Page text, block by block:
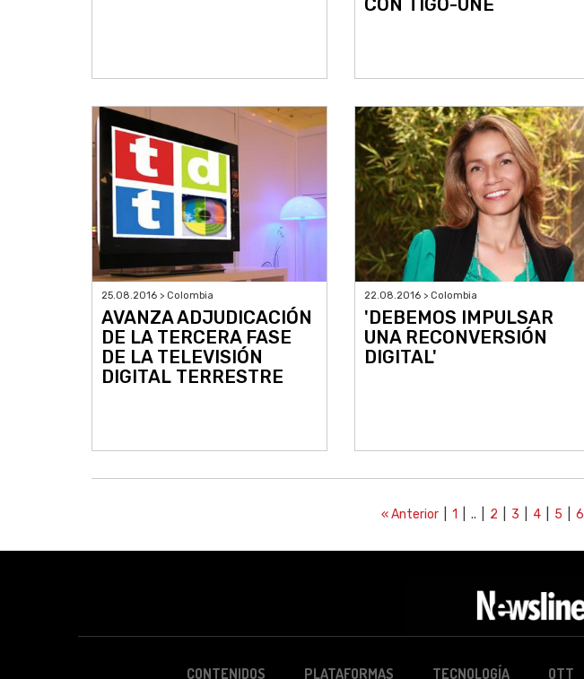
CON TIGO-UNE
25.08.2016 > Colombia
AVANZA ADJUDICACIÓN
DE LA TERCERA FASE
DE LA TELEVISIÓN
DIGITAL TERRESTRE
22.08.2016 > Colombia
'DEBEMOS IMPULSAR
UNA RECONVERSIÓN
DIGITAL'
« Anterior| 1 | .. | 2 3 4| 5 6
CONTENIDOS PLATAFORMAS TECNOLOGÍA OTT